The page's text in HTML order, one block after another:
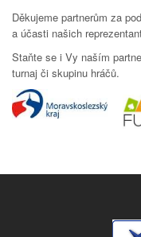
Děkujeme partnerům za
a účasti našich
Staňte se i Vy naším
turnaj či skupinu hráčů.